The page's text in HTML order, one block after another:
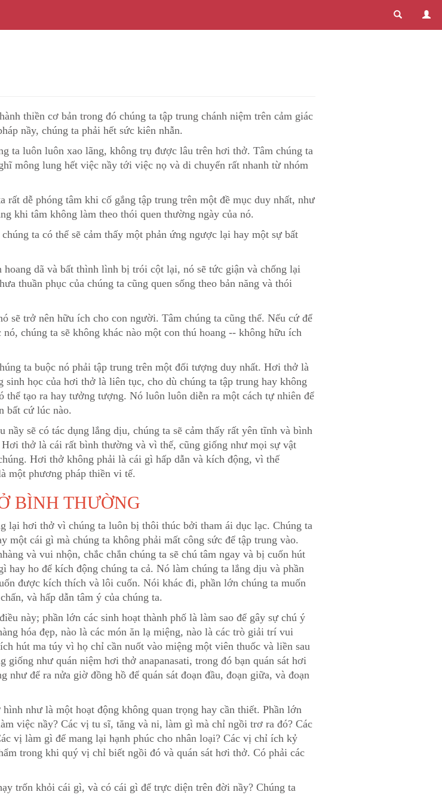
thiền cơ bản trong đó chúng ta tập trung chánh niệm trên cảm giác
nầy, chúng ta phải hết sức kiên nhẫn.
ta luôn luôn xao lãng, không trụ được lâu trên hơi thở. Tâm chúng ta
mông lung hết việc nầy tới việc nọ và di chuyển rất nhanh từ nhóm
rất dễ phóng tâm khi cố gắng tập trung trên một đề mục duy nhất, như
khi tâm không làm theo thói quen thường ngày của nó.
ta có thể sẽ cảm thấy một phản ứng ngược lại hay một sự bất
dã và bất thình lình bị trói cột lại, nó sẽ tức giận và chống lại
thuần phục của chúng ta cũng quen sống theo bản năng và thói
sẽ trở nên hữu ích cho con người. Tâm chúng ta cũng thế. Nếu cứ để
chúng ta sẽ không khác nào một con thú hoang -- không hữu ích
ta buộc nó phải tập trung trên một đối tượng duy nhất. Hơi thở là
học của hơi thở là liên tục, cho dù chúng ta tập trung hay không
thể tạo ra hay tưởng tượng. Nó luôn luôn diễn ra một cách tự nhiên để
bất cứ lúc nào.
sẽ có tác dụng lắng dịu, chúng ta sẽ cảm thấy rất yên tĩnh và bình
thở là cái rất bình thường và vì thế, cũng giống như mọi sự vật
Hơi thở không phải là cái gì hấp dẫn và kích động, vì thế
một phương pháp thiền vi tế.
BÌNH THƯỜNG
lại hơi thở vì chúng ta luôn bị thôi thúc bởi tham ái dục lạc. Chúng ta
cái gì mà chúng ta không phải mất công sức để tập trung vào.
và vui nhộn, chắc chắn chúng ta sẽ chú tâm ngay và bị cuốn hút
ho để kích động chúng ta cả. Nó làm chúng ta lắng dịu và phần
được kích thích và lôi cuốn. Nói khác đi, phần lớn chúng ta muốn
và hấp dẫn tâm ý của chúng ta.
này; phần lớn các sinh hoạt thành phố là làm sao để gây sự chú ý
hóa đẹp, nào là các món ăn lạ miệng, nào là các trò giải trí vui
hút ma túy vì họ chỉ cần nuốt vào miệng một viên thuốc và liền sau
giống như quán niệm hơi thở anapanasati, trong đó bạn quán sát hơi
để ra nửa giờ đồng hồ để quán sát đoạn đầu, đoạn giữa, và đoạn
như là một hoạt động không quan trọng hay cần thiết. Phần lớn
việc nầy? Các vị tu sĩ, tăng và ni, làm gì mà chỉ ngồi trơ ra đó? Các
vị làm gì để mang lại hạnh phúc cho nhân loại? Các vị chỉ ích kỷ
trong khi quý vị chỉ biết ngồi đó và quán sát hơi thở. Có phải các
trốn khỏi cái gì, và có cái gì để trực diện trên đời nầy? Chúng ta